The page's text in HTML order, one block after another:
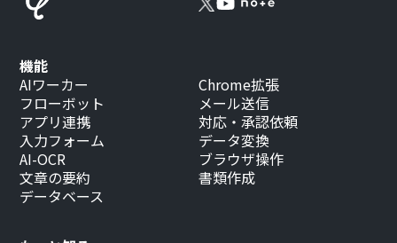
機能
AIワーカー
フローボット
アプリ連携
入力フォーム
AI-OCR
文章の要約
データベース
Chrome拡張
メール送信
対応・承認依頼
データ変換
ブラウザ操作
書類作成